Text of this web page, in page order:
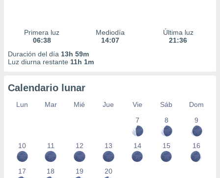
Primera luz
06:38
Mediodía
14:07
Última luz
21:36
Duración del día 13h 59m
Luz diurna restante 11h 1m
Calendario lunar
Lun Mar Mié Jue Vie Sáb
Dom
7
8 9
10 11 12 13 14 15 16
17 18 19 20